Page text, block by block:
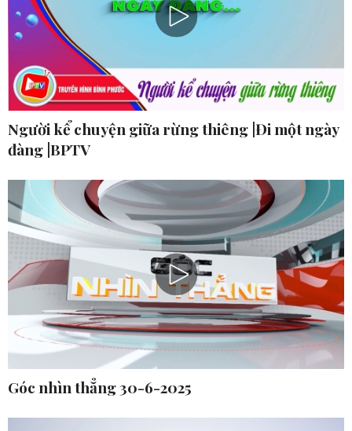
Người kể chuyện giữa rừng thiêng |Đi một ngày
đàng |BPTV
Góc nhìn thẳng 30-6-2025